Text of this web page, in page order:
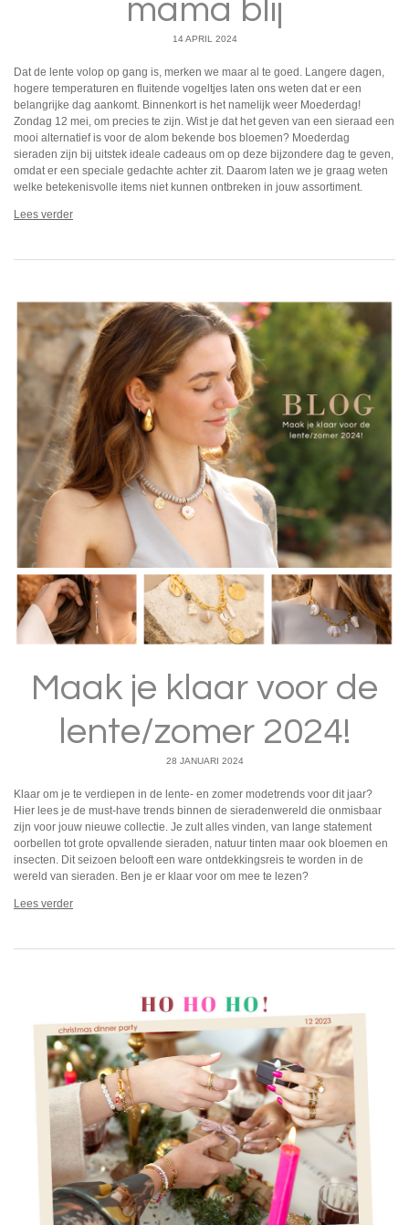
mama blij
14 APRIL 2024
Dat de lente volop op gang is, merken we maar al te goed. Langere dagen,
hogere temperaturen en fluitende vogeltjes laten ons weten dat er een
belangrijke dag aankomt. Binnenkort is het namelijk weer Moederdag!
Zondag 12 mei, om precies te zijn. Wist je dat het geven van een sieraad een
mooi alternatief is voor de alom bekende bos bloemen? Moederdag
sieraden zijn bij uitstek ideale cadeaus om op deze bijzondere dag te geven,
omdat er een speciale gedachte achter zit. Daarom laten we je graag weten
welke betekenisvolle items niet kunnen ontbreken in jouw assortiment.
Lees verder
Maak je klaar voor de
lente/zomer 2024!
28 JANUARI 2024
Klaar om je te verdiepen in de lente- en zomer modetrends voor dit jaar?
Hier lees je de must-have trends binnen de sieradenwereld die onmisbaar
zijn voor jouw nieuwe collectie. Je zult alles vinden, van lange statement
oorbellen tot grote opvallende sieraden, natuur tinten maar ook bloemen en
insecten. Dit seizoen belooft een ware ontdekkingsreis te worden in de
wereld van sieraden. Ben je er klaar voor om mee te lezen?
Lees verder